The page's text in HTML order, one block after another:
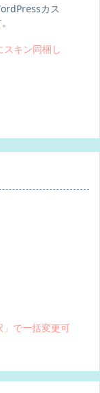
カス
キン同梱し
で一括変更可